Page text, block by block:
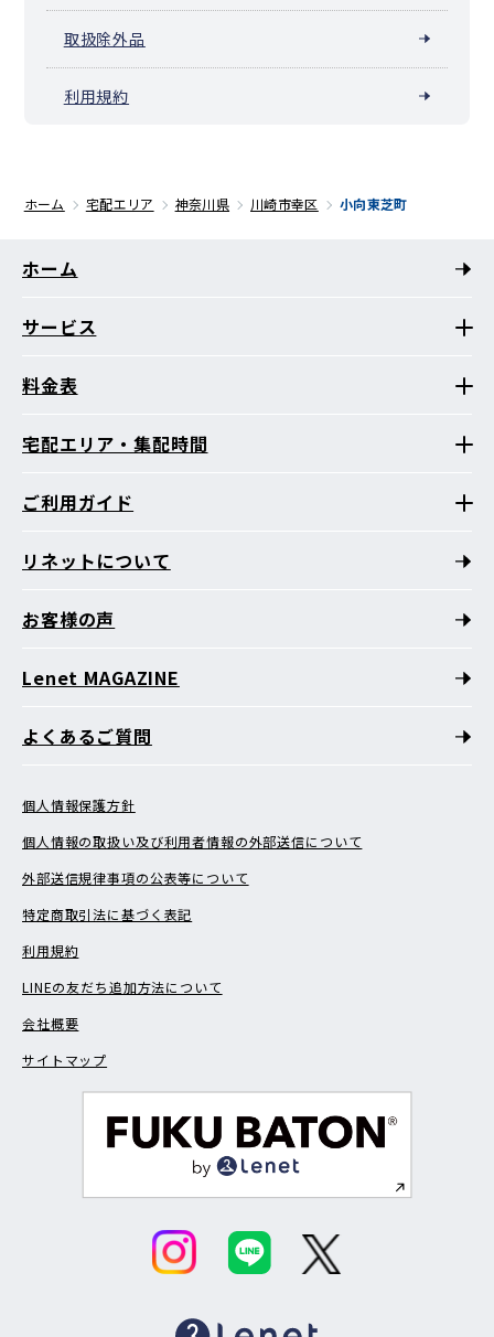
取扱除外品
利用規約
ホーム 宅配エリア 神奈川県 川崎市幸区 小向東芝町
ホーム
サービス
料金表
宅配エリア・集配時間
ご利用ガイド
リネットについて
お客様の声
Lenet MAGAZINE
よくあるご質問
個人情報保護方針
個人情報の取扱い及び利用者情報の外部送信について
外部送信規律事項の公表等について
特定商取引法に基づく表記
利用規約
LINEの友だち追加方法について
会社概要
サイトマップ